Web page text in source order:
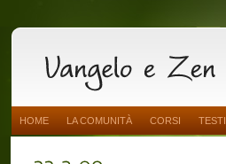
HOME LA COMUNITÀ CORSI TESTI